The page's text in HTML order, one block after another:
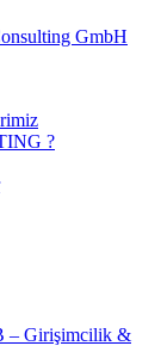
?
– Girişimcilik &